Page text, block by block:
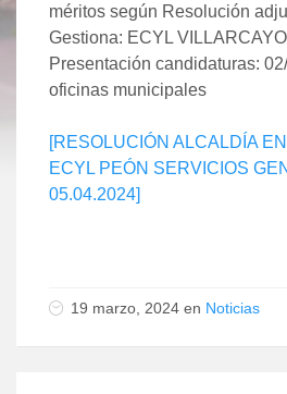
méritos según Resolución
Gestiona: ECYL VILLARCAYO
Presentación candidaturas:
oficinas municipales
[RESOLUCIÓN ALCALDÍA
ECYL PEÓN SERVICIOS
05.04.2024]
19 marzo, 2024 en Noticias